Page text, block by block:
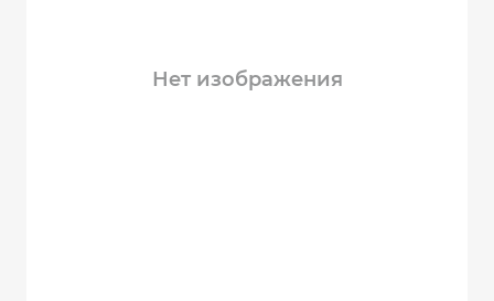
Нет изображения